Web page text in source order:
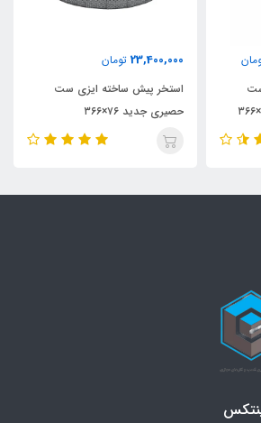
23,400,000 تومان
استخر پیش ساخته ایزی ست
حصیری جدید ۷۶×۳۶۶